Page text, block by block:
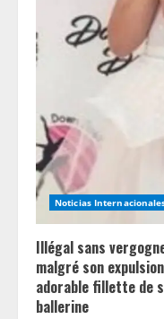
e
d
i
n
g
Noticias
Illégal sans
malgré son
adorable fillette de
ballerine